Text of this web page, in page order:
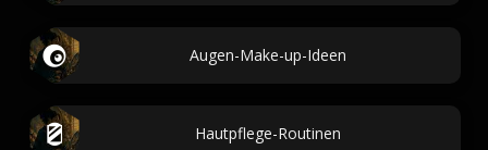
Augen-Make-up-Ideen
Hautpflege-Routinen